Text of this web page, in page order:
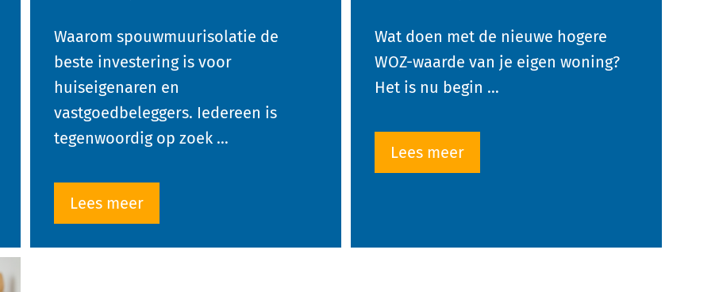
Waarom spouwmuurisolatie de
beste investering is voor
huiseigenaren en
vastgoedbeleggers. Iedereen is
tegenwoordig op zoek …
Lees meer
Wat doen met de nieuwe hogere
WOZ-waarde van je eigen woning?
Het is nu begin …
Lees meer